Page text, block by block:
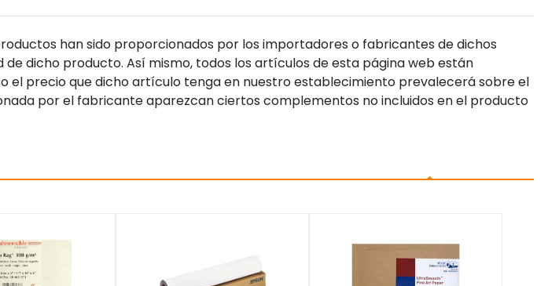
han sido proporcionados por los importadores o fabricantes de dichos
dicho producto. Así mismo, todos los artículos de esta página web están
el precio que dicho artículo tenga en nuestro establecimiento prevalecerá sobre el
por el fabricante aparezcan ciertos complementos no incluidos en el producto